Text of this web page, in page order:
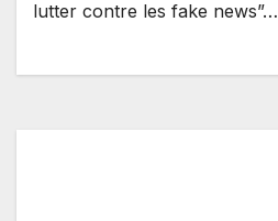
lutter contre les fake news”…